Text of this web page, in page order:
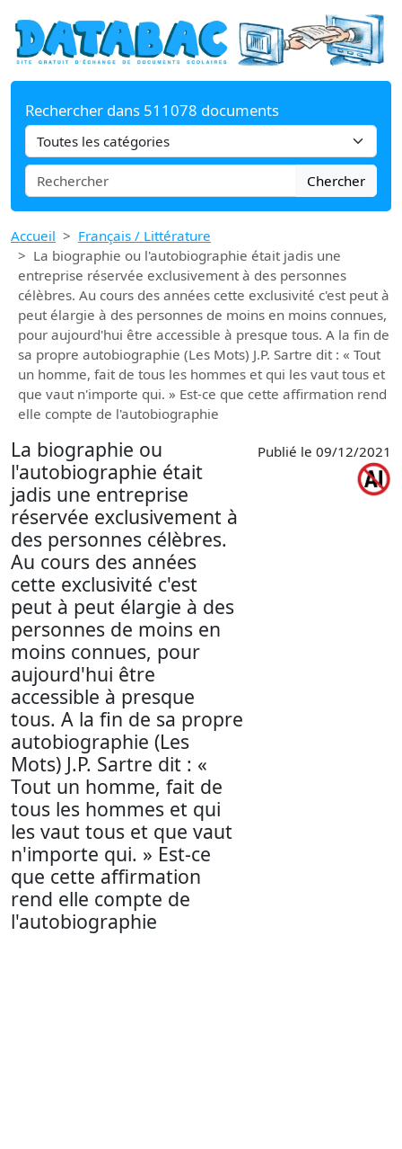
Rechercher dans 511078 documents
Chercher
Accueil
Français / Littérature
La biographie ou l'autobiographie était jadis une
entreprise réservée exclusivement à des personnes
célèbres. Au cours des années cette exclusivité c'est peut à
peut élargie à des personnes de moins en moins connues,
pour aujourd'hui être accessible à presque tous. A la fin de
sa propre autobiographie (Les Mots) J.P. Sartre dit : « Tout
un homme, fait de tous les hommes et qui les vaut tous et
que vaut n'importe qui. » Est-ce que cette affirmation rend
elle compte de l'autobiographie
La biographie ou
l'autobiographie était
jadis une entreprise
réservée exclusivement à
des personnes célèbres.
Au cours des années
cette exclusivité c'est
peut à peut élargie à des
personnes de moins en
moins connues, pour
aujourd'hui être
accessible à presque
tous. A la fin de sa propre
autobiographie (Les
Mots) J.P. Sartre dit : «
Tout un homme, fait de
tous les hommes et qui
les vaut tous et que vaut
n'importe qui. » Est-ce
que cette affirmation
rend elle compte de
l'autobiographie
Publié le 09/12/2021